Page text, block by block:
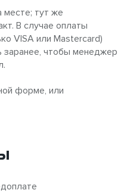
месте; тут же
В случае оплаты
VISA или Mastercard)
заранее, чтобы менеджер
форме, или